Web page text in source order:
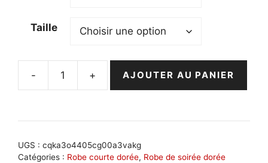
Taille
-
quantité
nouvel
an
+ AJOUTER AU PANIER
UGS : cqka3o4405cg00a3vakg
Catégories : Robe courte dorée, Robe de soirée dorée